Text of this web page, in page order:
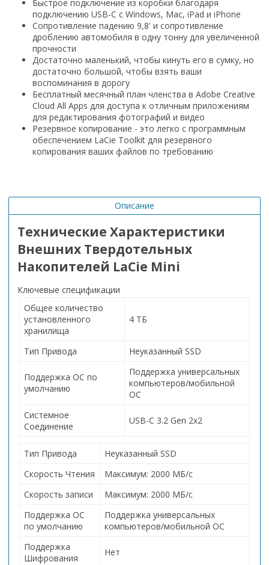
Быстрое подключение из коробки благодаря
подключению USB-C с Windows, Mac, iPad и iPhone
Сопротивление падению 9,8' и сопротивление
дроблению автомобиля в одну тонну для увеличенной
прочности
Достаточно маленький, чтобы кинуть его в сумку, но
достаточно большой, чтобы взять ваши
воспоминания в дорогу
Бесплатный месячный план членства в Adobe Creative
Cloud All Apps для доступа к отличным приложениям
для редактирования фотографий и видео
Резервное копирование - это легко с программным
обеспечением LaCie Toolkit для резервного
копирования ваших файлов по требованию
Описание
Технические Характеристики
Внешних Твердотельных
Накопителей LaCie Mini
Ключевые спецификации
Общее количество
установленного
хранилища
4 ТБ
Тип Привода Неуказанный SSD
Поддержка ОС по
умолчанию
Поддержка универсальных
компьютеров/мобильной
ОС
Системное
Соединение
USB-C 3.2 Gen 2x2
Тип Привода
Неуказанный SSD
Скорость Чтения
Максимум: 2000 МБ/с
Скорость записи
Максимум: 2000 МБ/с
Поддержка ОС
по умолчанию
Поддержка универсальных
компьютеров/мобильной ОС
Поддержка
Шифрования
Нет